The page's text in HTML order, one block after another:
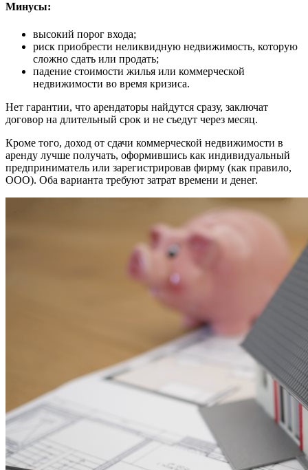
Минусы:
высокий порог входа;
риск приобрести неликвидную недвижимость, которую
сложно сдать или продать;
падение стоимости жилья или коммерческой
недвижимости во время кризиса.
Нет гарантии, что арендаторы найдутся сразу, заключат
договор на длительный срок и не съедут через месяц.
Кроме того, доход от сдачи коммерческой недвижимости в
аренду лучше получать, оформившись как индивидуальный
предприниматель или зарегистрировав фирму (как правило,
ООО). Оба варианта требуют затрат времени и денег.